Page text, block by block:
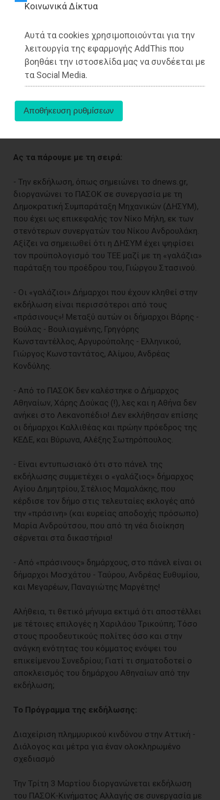
Kοινωνικά Δίκτυα
Αυτά τα cookies χρησιμοποιούνται για την
λειτουργία της εφαρμογής AddThis που
βοηθάει την ιστοσελίδα μας να συνδέεται με
τα Social Media.
Σε μια εποχή που το ΠΑΣΟΚ διαβεβαιώνει σε
όλους τους τόνους πως δε συνεργάζεται με τη
οποία οι δήμαρχοι που πρόσκεινται στη Νέα
Δημοκρατία είναι περισσότεροι από αυτούς που
Ας τα πάρουμε με τη σειρά:
- Την εκδήλωση, όπως σημειώνει το dnews.gr,
διοργανώνει το ΠΑΣΟΚ σε συνεργασία με τη
Δημοκρατική Συμπαράταξη Μηχανικών (ΔΗΣΥΜ),
που έχει ως επικεφαλής τον Νίκο Μήλη, εκ των
στενότερων συνεργατών του Νίκου Ανδρουλάκη.
Αξίζει να σημειωθεί ότι η ΔΗΣΥΜ έχει ψηφίσει
τον προϋπολογισμό του ΤΕΕ μαζί με τη «γαλάζια»
παράταξη του προέδρου του, Γιώργου Στασινού.
- Οι «γαλάζιοι» Δήμαρχοι που έχουν κληθεί στην
εκδήλωση είναι περισσότεροι από τους
«πράσινους»! Μεταξύ αυτών οι δήμαρχοι Βάρης -
Βούλας - Βουλιαγμένης, Γρηγόρης
Κωνσταντέλλος, Αργυρούπολης - Ελληνικού,
Γιώργος Κωνσταντάτος, Αλίμου, Ανδρέας
Κονδύλης.
- Από το ΠΑΣΟΚ δεν καλέστηκε ο Δήμαρχος
Αθηναίων, Χάρης Δούκας (!), λες και η Αθήνα δεν
ανήκει στο Λεκανοπέδιο! Δεν εκλήθησαν επίσης
οι δήμαρχοι Καλλιθέας και πρώην πρόεδρος της
ΚΕΔΕ, και Βύρωνα, Αλέξης Σωτηρόπουλος.
- Είναι εντυπωσιακό ότι στο πάνελ της
εκδήλωσης συμμετέχει ο «γαλάζιος» δήμαρχος
Αγίου Δημητρίου, Στέλιος Μαμαλάκης, που
κέρδισε τον δήμο στις τελευταίες εκλογές από
την «πράσινη» (και ευρείας αποδοχής πρόσωπο)
Μαρία Ανδρούτσου, που από τη νέα διοίκηση
σέρνεται στα δικαστήρια!
- Από «πράσινους» δημάρχους, στο πάνελ είναι οι
δήμαρχοι Μοσχάτου - Ταύρου, Ανδρέας Ευθυμίου,
και Μεγαρέων, Παναγιώτης Μαργέτης!
Αλήθεια, τι θετικό μήνυμα εκτιμά ότι αποστέλλει
με τέτοιες επιλογές η Χαριλάου Τρικούπη; Τόσο
στους προοδευτικούς πολίτες όσο και στην
ανάγκη ενότητας του κόμματος ενόψει του
επικείμενου Συνεδρίου; Γιατί τι σηματοδοτεί ο
αποκλεισμός του δημάρχου Αθηναίων από την
εκδήλωση;
Το Πρόγραμμα της εκδήλωσης:
Διαχείριση πλημμυρικού κινδύνου στην Αττική -
Διάλογος και μέτρα για έναν ολοκληρωμένο
σχεδιασμό
Την Τρίτη 3 Μαρτίου διοργανώνεται εκδήλωση
του ΠΑΣΟΚ-Κινήματος Αλλαγής σε συνεργασία με